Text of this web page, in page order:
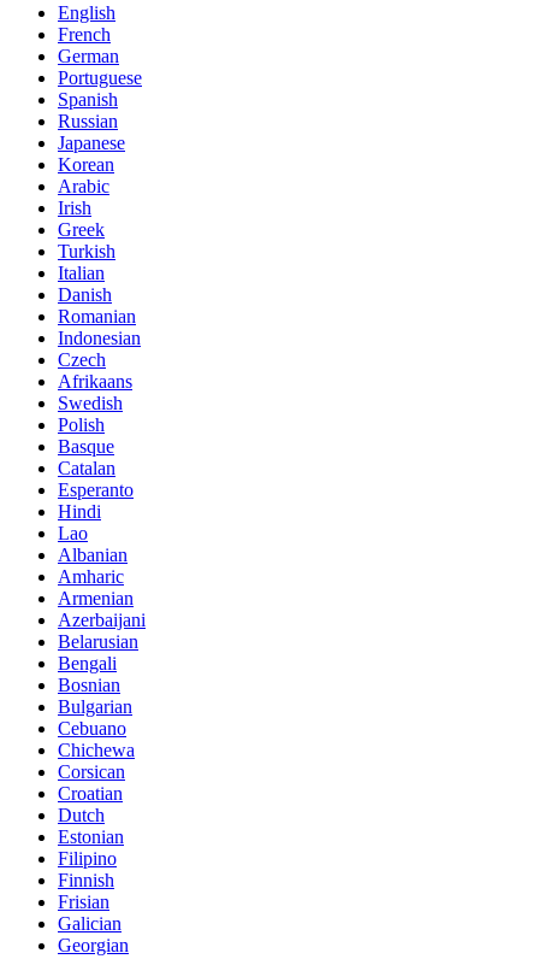
English
French
German
Portuguese
Spanish
Russian
Japanese
Korean
Arabic
Irish
Greek
Turkish
Italian
Danish
Romanian
Indonesian
Czech
Afrikaans
Swedish
Polish
Basque
Catalan
Esperanto
Hindi
Lao
Albanian
Amharic
Armenian
Azerbaijani
Belarusian
Bengali
Bosnian
Bulgarian
Cebuano
Chichewa
Corsican
Croatian
Dutch
Estonian
Filipino
Finnish
Frisian
Galician
Georgian